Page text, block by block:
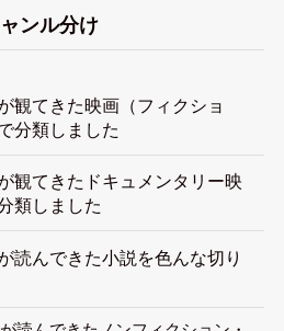
語化するのが好き。
己紹介記事